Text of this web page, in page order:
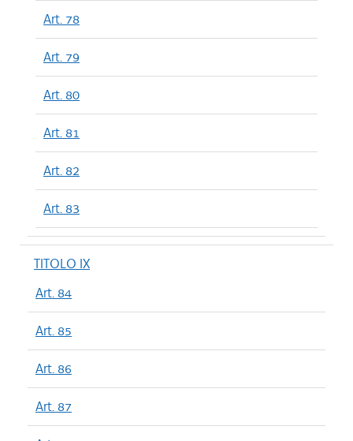
Art. 78
Art. 79
Art. 80
Art. 81
Art. 82
Art. 83
TITOLO IX
Art. 84
Art. 85
Art. 86
Art. 87